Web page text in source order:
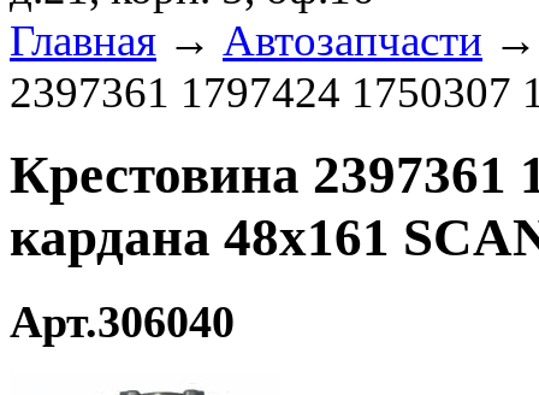
Главная → Автозапчасти
2397361 1797424 1750307
Крестовина 2397361
кардана 48х161
Арт.306040